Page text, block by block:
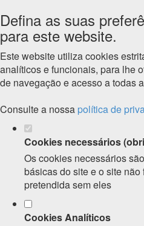
Defina as suas
para este website.
Este website utiliza cookies
analíticos e funcionais, para lhe
de navegação e acesso a todas
Consulte a nossa política de
Cookies necessários
Os cookies necessários
básicas do site e o site
pretendida sem eles
Cookies Analíticos